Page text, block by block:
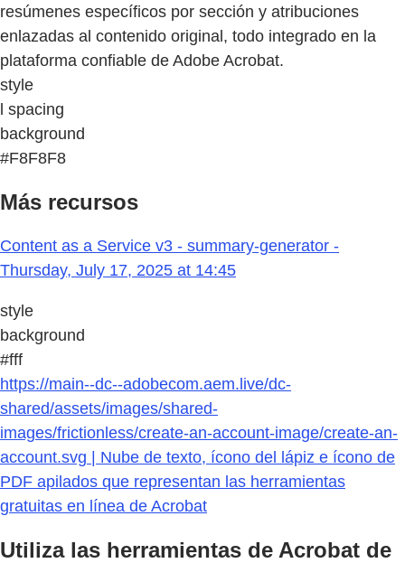
resúmenes específicos por sección y atribuciones
enlazadas al contenido original, todo integrado en la
plataforma confiable de Adobe Acrobat.
style
l spacing
background
#F8F8F8
Más recursos
Content as a Service v3 - summary-generator -
Thursday, July 17, 2025 at 14:45
style
background
#fff
https://main--dc--adobecom.aem.live/dc-
shared/assets/images/shared-
images/frictionless/create-an-account-image/create-an-
account.svg | Nube de texto, ícono del lápiz e ícono de
PDF apilados que representan las herramientas
gratuitas en línea de Acrobat
Utiliza las herramientas de Acrobat de